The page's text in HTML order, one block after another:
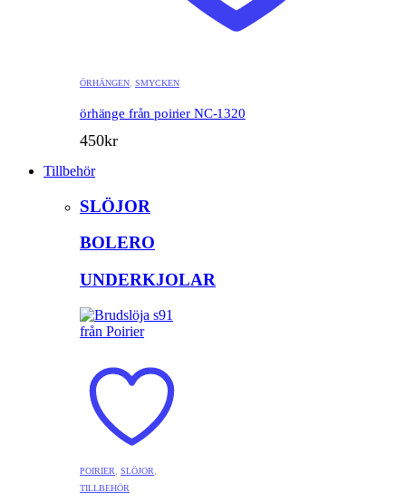
ÖRHÄNGEN SMYCKEN
örhänge från poirier NC-1320
450kr
Tillbehör
SLÖJOR
BOLERO
UNDERKJOLAR
POIRIER SLÖJOR
TILLBEHÖR